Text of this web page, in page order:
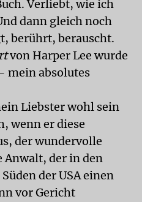
Verliebt, wie ich
dann gleich noch
berührt, berauscht.
von Harper Lee wurde
mein absolutes
Liebster wohl sein
wenn er diese
der wundervolle
Anwalt, der in den
der USA einen
vor Gericht